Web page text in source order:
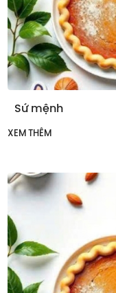
Sứ mệnh
XEM THÊM